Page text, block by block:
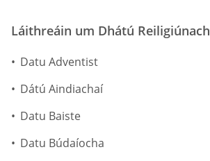
Láithreáin um Dhátú Reiligiúnach
Datu Adventist
Dátú Aindiachaí
Datu Baiste
Datu Búdaíocha